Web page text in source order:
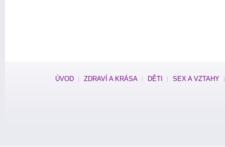
ÚVOD ZDRAVÍ A KRÁSA DĚTI SEX A VZTAHY